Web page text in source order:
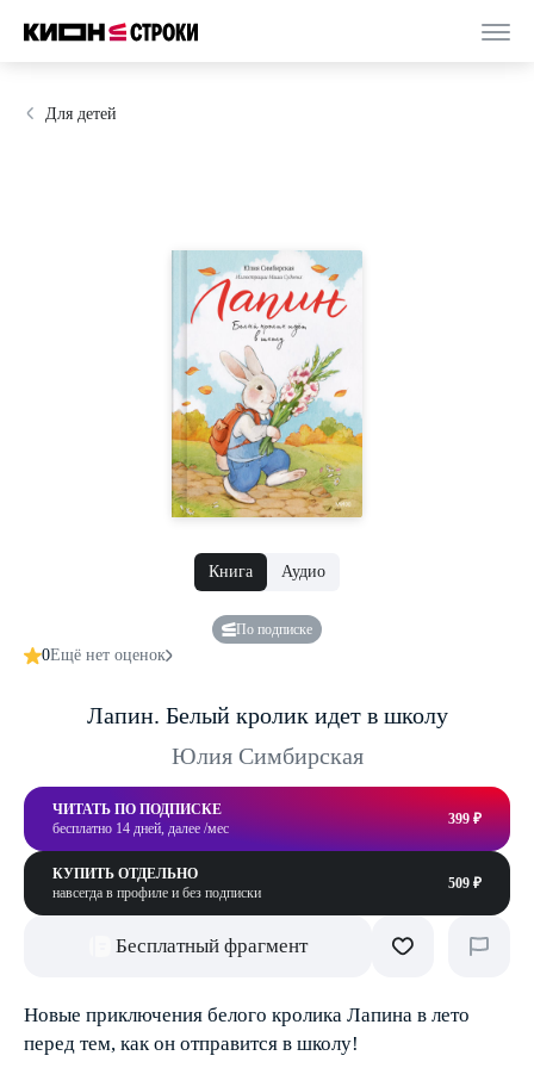
Для детей
Книга Аудио
По подписке
0Ещё нет оценок
Лапин. Белый кролик идет в школу
Юлия Симбирская
ЧИТАТЬ ПО ПОДПИСКЕ
бесплатно 14 дней, далее /мес
399 ₽
КУПИТЬ ОТДЕЛЬНО
навсегда в профиле и без подписки
509 ₽
Бесплатный фрагмент
Новые приключения белого кролика Лапина в лето
перед тем, как он отправится в школу!